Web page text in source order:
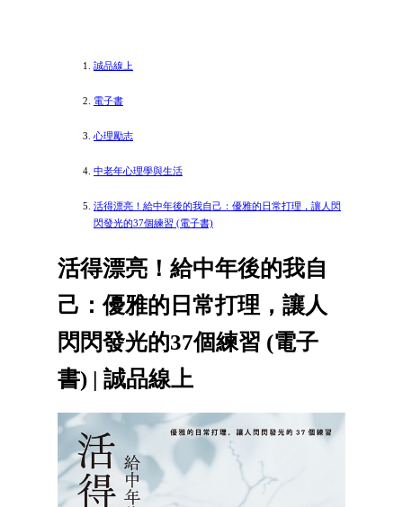
誠品線上
電子書
心理勵志
中老年心理學與生活
活得漂亮！給中年後的我自己：優雅的日常打理，讓人閃
閃發光的37個練習 (電子書)
活得漂亮！給中年後的我自
己：優雅的日常打理，讓人
閃閃發光的37個練習 (電子
書) | 誠品線上